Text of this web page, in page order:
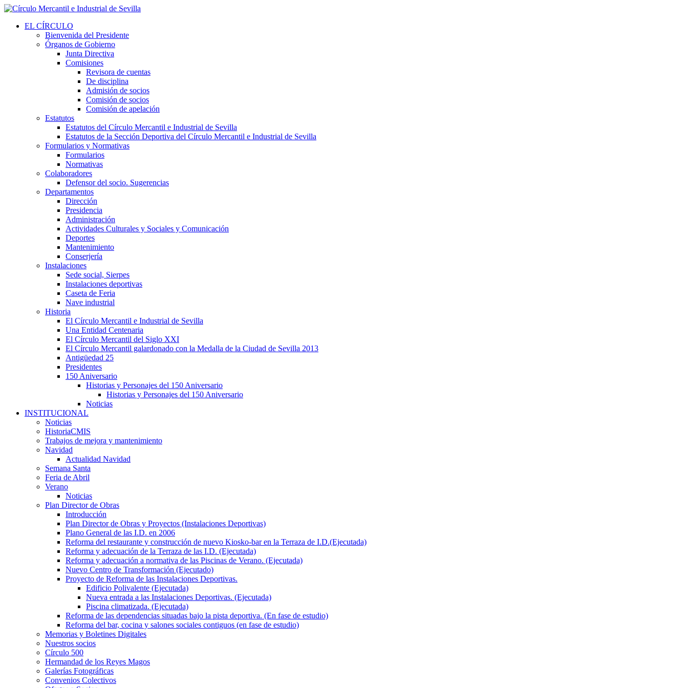
EL CÍRCULO
Bienvenida del Presidente
Órganos de Gobierno
Junta Directiva
Comisiones
Revisora de cuentas
De disciplina
Admisión de socios
Comisión de socios
Comisión de apelación
Estatutos
Estatutos del Círculo Mercantil e Industrial de Sevilla
Estatutos de la Sección Deportiva del Círculo Mercantil e Industrial de Sevilla
Formularios y Normativas
Formularios
Normativas
Colaboradores
Defensor del socio. Sugerencias
Departamentos
Dirección
Presidencia
Administración
Actividades Culturales y Sociales y Comunicación
Deportes
Mantenimiento
Conserjería
Instalaciones
Sede social, Sierpes
Instalaciones deportivas
Caseta de Feria
Nave industrial
Historia
El Círculo Mercantil e Industrial de Sevilla
Una Entidad Centenaria
El Círculo Mercantil del Siglo XXI
El Círculo Mercantil galardonado con la Medalla de la Ciudad de Sevilla 2013
Antigüedad 25
Presidentes
150 Aniversario
Historias y Personajes del 150 Aniversario
Historias y Personajes del 150 Aniversario
Noticias
INSTITUCIONAL
Noticias
HistoriaCMIS
Trabajos de mejora y mantenimiento
Navidad
Actualidad Navidad
Semana Santa
Feria de Abril
Verano
Noticias
Plan Director de Obras
Introducción
Plan Director de Obras y Proyectos (Instalaciones Deportivas)
Plano General de las I.D. en 2006
Reforma del restaurante y construcción de nuevo Kiosko-bar en la Terraza de I.D.(Ejecutada)
Reforma y adecuación de la Terraza de las I.D. (Ejecutada)
Reforma y adecuación a normativa de las Piscinas de Verano. (Ejecutada)
Nuevo Centro de Transformación (Ejecutado)
Proyecto de Reforma de las Instalaciones Deportivas.
Edificio Polivalente (Ejecutada)
Nueva entrada a las Instalaciones Deportivas. (Ejecutada)
Piscina climatizada. (Ejecutada)
Reforma de las dependencias situadas bajo la pista deportiva. (En fase de estudio)
Reforma del bar, cocina y salones sociales contiguos (en fase de estudio)
Memorias y Boletines Digitales
Nuestros socios
Círculo 500
Hermandad de los Reyes Magos
Galerías Fotográficas
Convenios Colectivos